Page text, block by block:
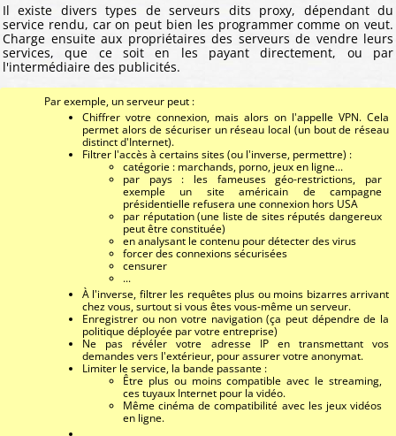
Il existe divers types de serveurs dits proxy, dépendant du
service rendu, car on peut bien les programmer comme on veut.
Charge ensuite aux propriétaires des serveurs de vendre leurs
services, que ce soit en les payant directement, ou par
l'intermédiaire des publicités.
Par exemple, un serveur peut :
Chiffrer votre connexion, mais alors on l'appelle VPN. Cela
permet alors de sécuriser un réseau local (un bout de réseau
distinct d'Internet).
Filtrer l'accès à certains sites (ou l'inverse, permettre) :
catégorie : marchands, porno, jeux en ligne...
par pays : les fameuses géo-restrictions, par
exemple un site américain de campagne
présidentielle refusera une connexion hors USA
par réputation (une liste de sites réputés dangereux
peut être constituée)
en analysant le contenu pour détecter des virus
forcer des connexions sécurisées
censurer
...
À l'inverse, filtrer les requêtes plus ou moins bizarres arrivant
chez vous, surtout si vous êtes vous-même un serveur.
Enregistrer ou non votre navigation (ça peut dépendre de la
politique déployée par votre entreprise)
Ne pas révéler votre adresse IP en transmettant vos
demandes vers l'extérieur, pour assurer votre anonymat.
Limiter le service, la bande passante :
Être plus ou moins compatible avec le streaming,
ces tuyaux Internet pour la vidéo.
Même cinéma de compatibilité avec les jeux vidéos
en ligne.